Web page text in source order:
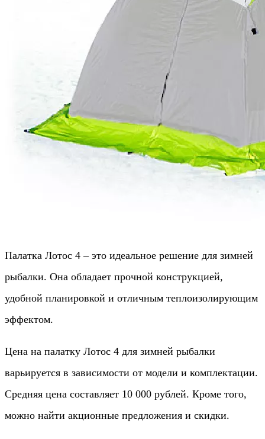
Палатка Лотос 4 – это идеальное решение для зимней
рыбалки. Она обладает прочной конструкцией,
удобной планировкой и отличным теплоизолирующим
эффектом.
Цена на палатку Лотос 4 для зимней рыбалки
варьируется в зависимости от модели и комплектации.
Средняя цена составляет 10 000 рублей. Кроме того,
можно найти акционные предложения и скидки.